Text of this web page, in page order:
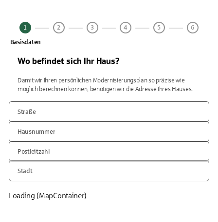
1
Basisdaten
2 3 4 5 6
Wo befindet sich Ihr Haus?
Damit wir Ihren persönlichen Modernisierungsplan so präzise wie
möglich berechnen können, benötigen wir die Adresse Ihres Hauses.
Straße
Hausnummer
Postleitzahl
Stadt
Loading (MapContainer)